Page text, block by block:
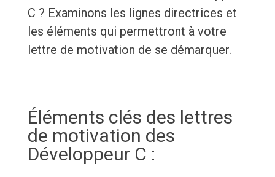
C ? Examinons les lignes directrices et
les éléments qui permettront à votre
lettre de motivation de se démarquer.
Éléments clés des lettres
de motivation des
Développeur C :